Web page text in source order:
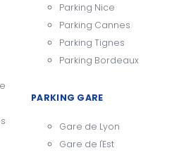
Parking Nice
Parking Cannes
Parking Tignes
Parking Bordeaux
PARKING GARE
Gare de Lyon
Gare de l'Est